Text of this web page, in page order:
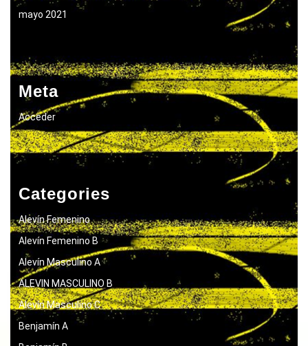
mayo 2021
Meta
Acceder
Categories
Alevín Femenino
Alevín Femenino B
Alevín Masculino A
ALEVIN MASCULINO B
Alevín Masculino C
Benjamín A